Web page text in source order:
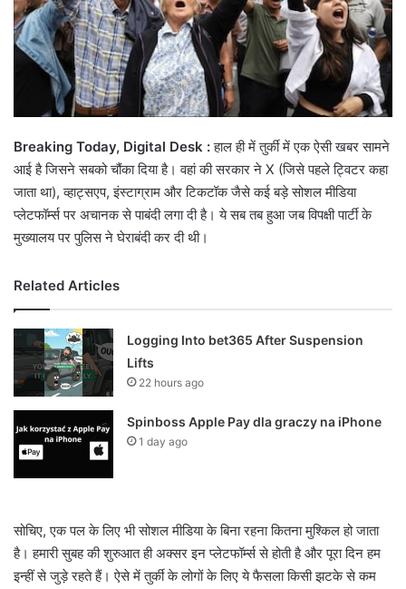
Breaking Today, Digital Desk :हाल ही में तुर्की में एक ऐसी खबर सामने
आई है जिसने सबको चौंका दिया है। वहां की सरकार ने X (जिसे पहले ट्विटर कहा
जाता था), व्हाट्सएप, इंस्टाग्राम और टिकटॉक जैसे कई बड़े सोशल मीडिया
प्लेटफॉर्म्स पर अचानक से पाबंदी लगा दी है। ये सब तब हुआ जब विपक्षी पार्टी के
मुख्यालय पर पुलिस ने घेराबंदी कर दी थी।
Related Articles
Logging Into bet365 After Suspension
Lifts
22 hours ago
Spinboss Apple Pay dla graczy na iPhone
1 day ago
सोचिए, एक पल के लिए भी सोशल मीडिया के बिना रहना कितना मुश्किल हो जाता
है। हमारी सुबह की शुरुआत ही अक्सर इन प्लेटफॉर्म्स से होती है और पूरा दिन हम
इन्हीं से जुड़े रहते हैं। ऐसे में तुर्की के लोगों के लिए ये फैसला किसी झटके से कम